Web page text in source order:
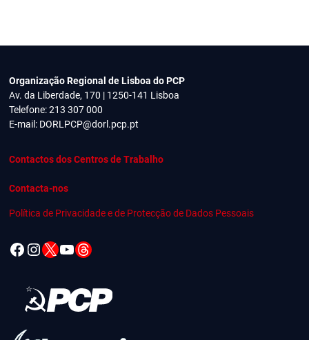
Organização Regional de Lisboa do PCP
Av. da Liberdade, 170 | 1250-141 Lisboa
Telefone: 213 307 000
E-mail: DORLPCP@dorl.pcp.pt
Contactos dos Centros de Trabalho
Contacta-nos
Política de Privacidade e de Protecção de Dados Pessoais
Facebook
Instagram
X YouTube
Threads